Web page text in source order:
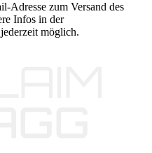
Adresse zum Versand des
Infos in der
möglich.